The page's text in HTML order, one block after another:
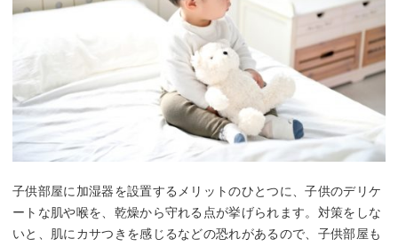
子供部屋に加湿器を設置するメリットのひとつに、子供のデリケ
ートな肌や喉を、乾燥から守れる点が挙げられます。対策をしな
いと、肌にカサつきを感じるなどの恐れがあるので、子供部屋も